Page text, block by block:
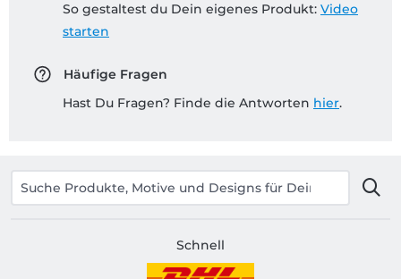
So gestaltest du Dein eigenes Produkt: Video
starten
Häufige Fragen
Hast Du Fragen? Finde die Antworten hier.
Schnell